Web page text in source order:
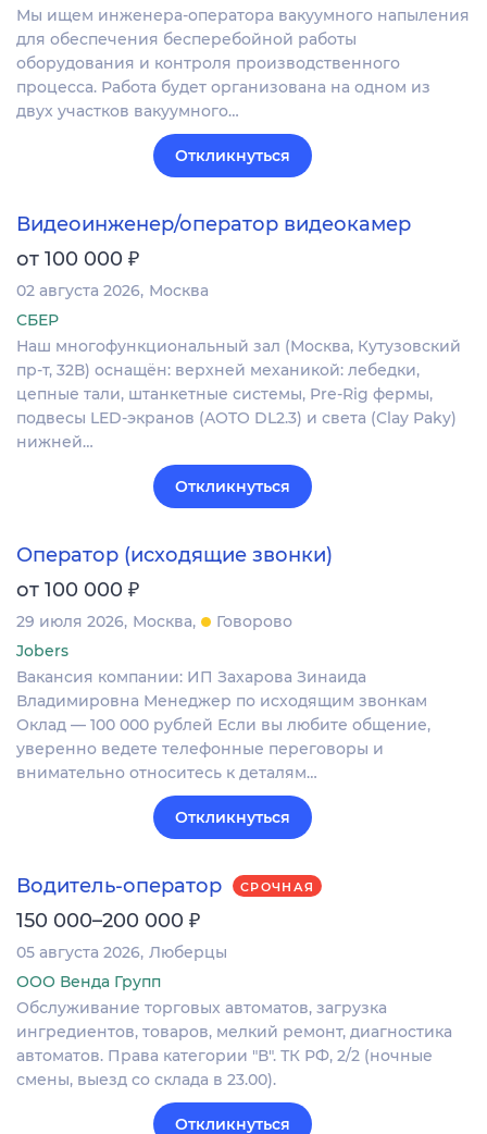
Мы ищем инженера-оператора вакуумного напыления
для обеспечения бесперебойной работы
оборудования и контроля производственного
процесса. Работа будет организована на одном из
двух участков вакуумного…
Откликнуться
Видеоинженер/оператор видеокамер
от 100 000 ₽
02 августа 2026 Москва
СБЕР
Наш многофункциональный зал (Москва, Кутузовский
пр-т, 32В) оснащён: верхней механикой: лебедки,
цепные тали, штанкетные системы, Pre-Rig фермы,
подвесы LED-экранов (AOTO DL2.3) и света (Clay Paky)
нижней…
Откликнуться
Оператор (исходящие звонки)
от 100 000 ₽
29 июля 2026 Москва
Говорово
Jobers
Вакансия компании: ИП Захарова Зинаида
Владимировна Менеджер по исходящим звонкам
Оклад — 100 000 рублей Если вы любите общение,
уверенно ведете телефонные переговоры и
внимательно относитесь к деталям…
Откликнуться
Водитель-оператор СРОЧНАЯ
150 000–200 000 ₽
05 августа 2026 Люберцы
ООО Венда Групп
Обслуживание торговых автоматов, загрузка
ингредиентов, товаров, мелкий ремонт, диагностика
автоматов. Права категории "В". ТК РФ, 2/2 (ночные
смены, выезд со склада в 23.00).
Откликнуться